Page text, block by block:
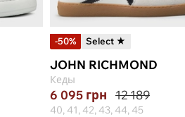
-50% Select ★
JOHN RICHMOND
Кеды
6 095 грн 12 189
40, 41, 42, 43, 44, 45